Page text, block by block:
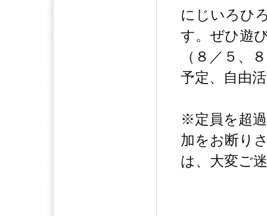
にじいろひ
す。ぜひ遊
（８／５、
予定、自由
※定員を超
加をお断り
は、大変ご